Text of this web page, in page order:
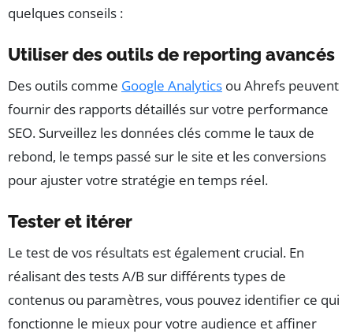
quelques conseils :
Utiliser des outils de reporting avancés
Des outils comme Google Analytics ou Ahrefs peuvent
fournir des rapports détaillés sur votre performance
SEO. Surveillez les données clés comme le taux de
rebond, le temps passé sur le site et les conversions
pour ajuster votre stratégie en temps réel.
Tester et itérer
Le test de vos résultats est également crucial. En
réalisant des tests A/B sur différents types de
contenus ou paramètres, vous pouvez identifier ce qui
fonctionne le mieux pour votre audience et affiner